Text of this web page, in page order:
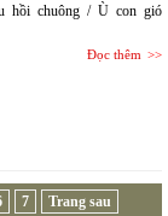
hồi chuông / Ù con gió
Đọc thêm
7
Trang sau